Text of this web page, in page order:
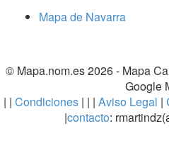
Mapa de Navarra
© Mapa.nom.es 2026 - Mapa
Google
| | Condiciones| | | Aviso Legal |
|contacto: